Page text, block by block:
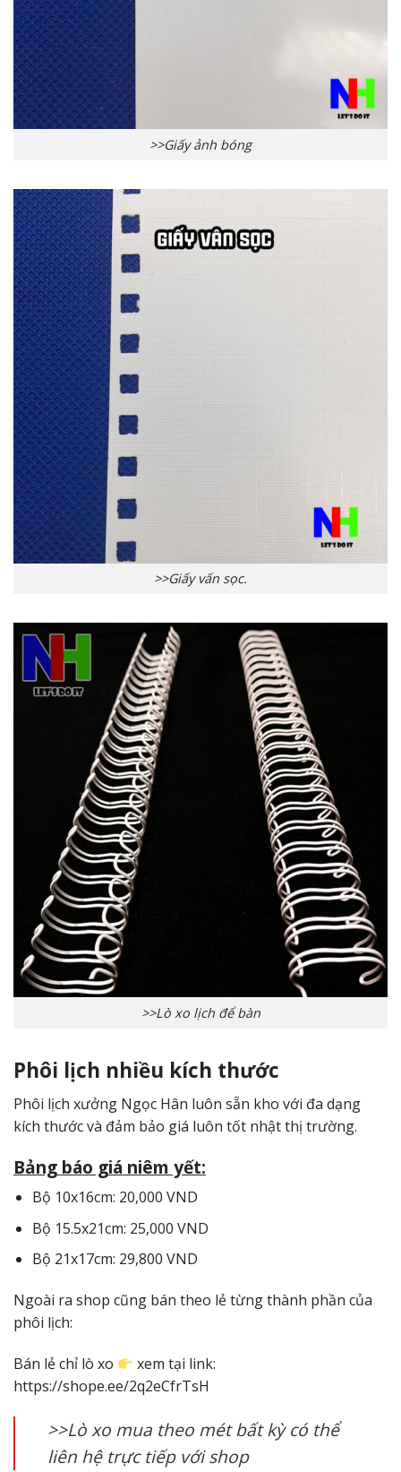
>>Giấy ảnh bóng
>>Giấy vấn sọc.
>>Lò xo lịch để bàn
Phôi lịch nhiều kích thước
Phôi lịch xưởng Ngọc Hân luôn sẵn kho với đa dạng
kích thước và đảm bảo giá luôn tốt nhật thị trường.
Bảng báo giá niêm yết:
Bộ 10x16cm: 20,000 VND
Bộ 15.5x21cm: 25,000 VND
Bộ 21x17cm: 29,800 VND
Ngoài ra shop cũng bán theo lẻ từng thành phần của
phôi lịch:
Bán lẻ chỉ lò xo
xem tại link:
https://shope.ee/2q2eCfrTsH
>>Lò xo mua theo mét bất kỳ có thể
liên hệ trực tiếp với shop